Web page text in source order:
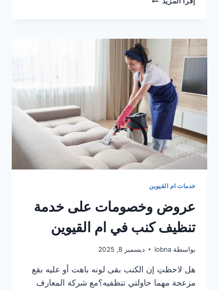
شركة
خادمات
بنظام
الساعات
في
دبي
خدمات ام القيوين
عروض وخصومات على خدمة
تنظيف كنب في ام القيوين
بواسطة lobna ديسمبر 8, 2025
هل لاحظتِ إن الكنب بقى لونه باهت أو عليه بقع
مزعجة مهما حاولتي تنظفيه؟مع شركة المعارف